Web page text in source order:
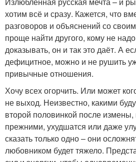
хотим всё и сразу. Кажется, что
разговоров и объяснений со
проще найти другого, кому не
доказывать, он и так это даёт. А
дефицитное, можно и не рушить
привычные отношения.
Хочу всех огорчить. Или может
не выход. Неизвестно, какими
второй половинкой после измены,
прежними, ухудшатся или даже
сказать только одно – они
любовником будет тяжело.